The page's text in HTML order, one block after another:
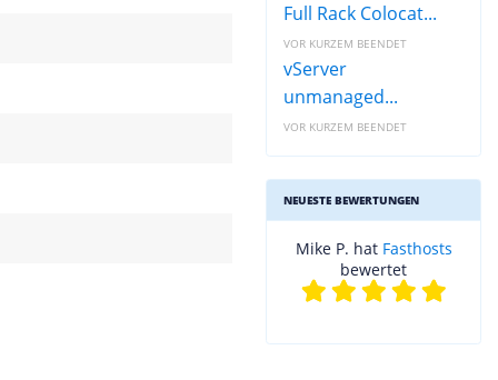
Full Rack Colocat...
VOR KURZEM BEENDET
vServer
unmanaged...
VOR KURZEM BEENDET
NEUESTE BEWERTUNGEN
Mike P. hat Fasthosts
bewertet